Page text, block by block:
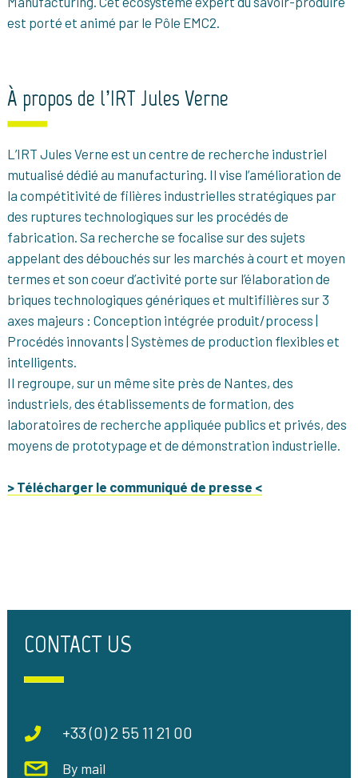
est porté et animé par le Pôle EMC2.
À propos de l’IRT Jules Verne
L’IRT Jules Verne est un centre de recherche industriel
mutualisé dédié au manufacturing. Il vise l’amélioration de
la compétitivité de filières industrielles stratégiques par
des ruptures technologiques sur les procédés de
fabrication. Sa recherche se focalise sur des sujets
appelant des débouchés sur les marchés à court et moyen
termes et son coeur d’activité porte sur l’élaboration de
briques technologiques génériques et multifilières sur 3
axes majeurs : Conception intégrée produit/process |
Procédés innovants | Systèmes de production flexibles et
intelligents.
Il regroupe, sur un même site près de Nantes, des
industriels, des établissements de formation, des
laboratoires de recherche appliquée publics et privés, des
moyens de prototypage et de démonstration industrielle.
> Télécharger le communiqué de presse <
CONTACT US
+33 (0) 2 55 11 21 00
By mail